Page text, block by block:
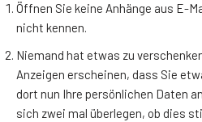
Öffnen Sie keine Anhänge aus E-
nicht kennen.
Niemand hat etwas zu
Anzeigen erscheinen, dass Sie
dort nun Ihre persönlichen Daten
sich zwei mal überlegen, ob dies